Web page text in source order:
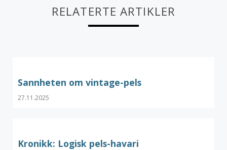
RELATERTE ARTIKLER
Sannheten om vintage-pels
27.11.2025
Kronikk: Logisk pels-havari